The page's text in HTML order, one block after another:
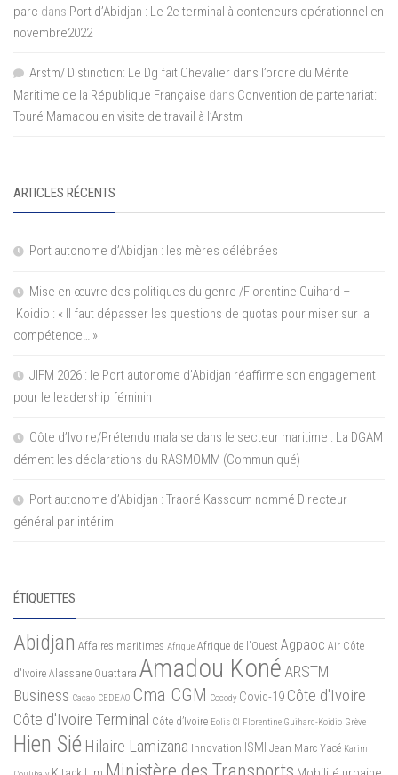
parc dans Port d’Abidjan : Le 2e terminal à conteneurs opérationnel en
novembre2022
Arstm/ Distinction: Le Dg fait Chevalier dans l’ordre du Mérite
Maritime de la République Française dans Convention de partenariat:
Touré Mamadou en visite de travail à l’Arstm
ARTICLES RÉCENTS
Port autonome d’Abidjan : les mères célébrées
Mise en œuvre des politiques du genre /Florentine Guihard –
Koidio : « Il faut dépasser les questions de quotas pour miser sur la
compétence… »
JIFM 2026 : le Port autonome d’Abidjan réaffirme son engagement
pour le leadership féminin
Côte d’Ivoire/Prétendu malaise dans le secteur maritime : La DGAM
dément les déclarations du RASMOMM (Communiqué)
Port autonome d’Abidjan : Traoré Kassoum nommé Directeur
général par intérim
ÉTIQUETTES
Abidjan Affaires maritimes Afrique Afrique de l'Ouest Agpaoc Air Côte
d'Ivoire Alassane Ouattara Amadou Koné ARSTM
Business Cacao CEDEAO Cma CGM Cocody Covid-19 Côte d'Ivoire
Côte d'Ivoire Terminal Côte d’Ivoire Eolis CI Florentine Guihard-Koidio Grève
Hien Sié Hilaire Lamizana Innovation ISMI Jean Marc Yacé Karim